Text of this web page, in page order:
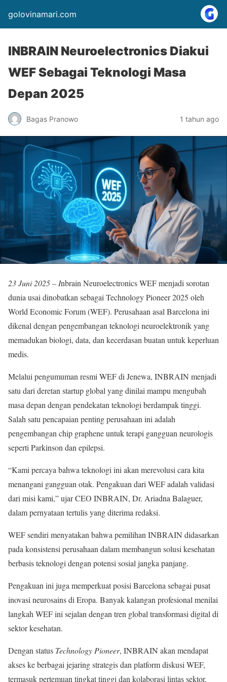
golovinamari.com
INBRAIN Neuroelectronics Diakui
WEF Sebagai Teknologi Masa
Depan 2025
Bagas Pranowo 1 tahun ago
23 Juni 2025 – Inbrain Neuroelectronics WEF menjadi sorotan
dunia usai dinobatkan sebagai Technology Pioneer 2025 oleh
World Economic Forum (WEF). Perusahaan asal Barcelona ini
dikenal dengan pengembangan teknologi neuroelektronik yang
memadukan biologi, data, dan kecerdasan buatan untuk keperluan
medis.
Melalui pengumuman resmi WEF di Jenewa, INBRAIN menjadi
satu dari deretan startup global yang dinilai mampu mengubah
masa depan dengan pendekatan teknologi berdampak tinggi.
Salah satu pencapaian penting perusahaan ini adalah
pengembangan chip graphene untuk terapi gangguan neurologis
seperti Parkinson dan epilepsi.
“Kami percaya bahwa teknologi ini akan merevolusi cara kita
menangani gangguan otak. Pengakuan dari WEF adalah validasi
dari misi kami,” ujar CEO INBRAIN, Dr. Ariadna Balaguer,
dalam pernyataan tertulis yang diterima redaksi.
WEF sendiri menyatakan bahwa pemilihan INBRAIN didasarkan
pada konsistensi perusahaan dalam membangun solusi kesehatan
berbasis teknologi dengan potensi sosial jangka panjang.
Pengakuan ini juga memperkuat posisi Barcelona sebagai pusat
inovasi neurosains di Eropa. Banyak kalangan profesional menilai
langkah WEF ini sejalan dengan tren global transformasi digital di
sektor kesehatan.
Dengan status Technology Pioneer, INBRAIN akan mendapat
akses ke berbagai jejaring strategis dan platform diskusi WEF,
termasuk pertemuan tingkat tinggi dan kolaborasi lintas sektor.